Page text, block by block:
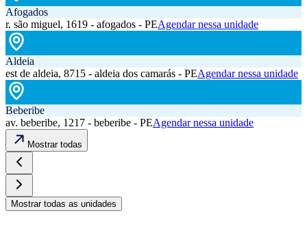
Afogados
r. são miguel, 1619 - afogados - PEAgendar nessa unidade
Aldeia
est de aldeia, 8715 - aldeia dos camarás - PEAgendar nessa unidade
Beberibe
av. beberibe, 1217 - beberibe - PEAgendar nessa unidade
Mostrar todas
Mostrar todas as unidades